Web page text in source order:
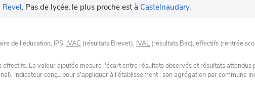
Revel. Pas de lycée, le plus proche est à Castelnaudary.
de l'éducation, IPS, IVAC (résultats Brevet), IVAL (résultats Bac), effectifs (rentrée
effectifs. La valeur ajoutée mesure l'écart entre résultats observés et résultats
Indicateur conçu pour s'appliquer à l'établissement ; son agrégation par commune